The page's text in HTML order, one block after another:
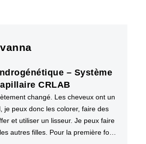
frontale fibrosante –
capillaire CRLAB
essayé pour cacher ma calvitie.
voir pour la première fois avec la
joie incroyable. Je me sens comme
– plus confiante, plus heureuse et